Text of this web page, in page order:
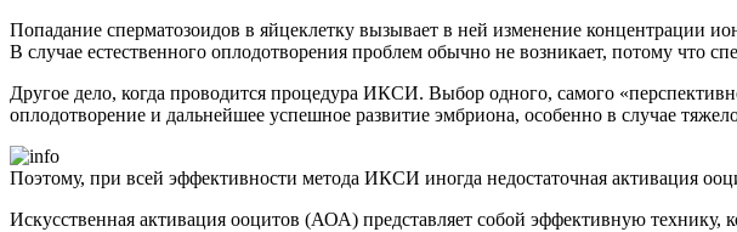
Попадание сперматозоидов в яйцеклетку вызывает в ней изменение концентрации
В случае естественного оплодотворения проблем обычно не возникает, потому что
Другое дело, когда проводится процедура ИКСИ. Выбор одного, самого
оплодотворение и дальнейшее успешное развитие эмбриона, особенно в случае
Поэтому, при всей эффективности метода ИКСИ иногда недостаточная активация
Искусственная активация ооцитов (АОА) представляет собой эффективную технику,